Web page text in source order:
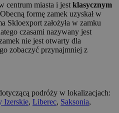
centrum miasta i jest klasycznym
formę zamek uzyskał w
założyła w zamku
czasami nazywany jest
nie jest otwarty dla
zobaczyć przynajmniej z
podróży w lokalizacjach:
Izerskie, Liberec, Saksonia,